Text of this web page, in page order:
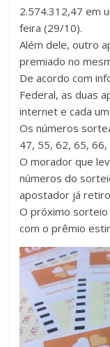
2.574.312,47 em
feira (29/10).
Além dele, outro
premiado no
De acordo com
Federal, as duas
internet e cada
Os números
47, 55, 62, 65,
O morador que
números do
apostador já
O próximo sorteio
com o prêmio